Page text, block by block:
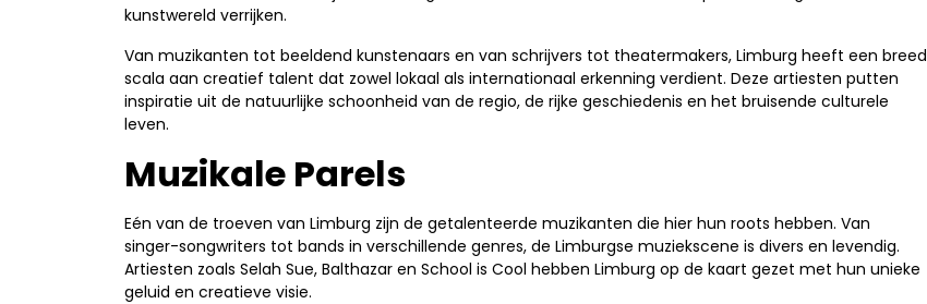
kunstwereld verrijken.
Van muzikanten tot beeldend kunstenaars en van schrijvers tot theatermakers, Limburg heeft een breed
scala aan creatief talent dat zowel lokaal als internationaal erkenning verdient. Deze artiesten putten
inspiratie uit de natuurlijke schoonheid van de regio, de rijke geschiedenis en het bruisende culturele
leven.
Muzikale Parels
Eén van de troeven van Limburg zijn de getalenteerde muzikanten die hier hun roots hebben. Van
singer-songwriters tot bands in verschillende genres, de Limburgse muziekscene is divers en levendig.
Artiesten zoals Selah Sue, Balthazar en School is Cool hebben Limburg op de kaart gezet met hun unieke
geluid en creatieve visie.